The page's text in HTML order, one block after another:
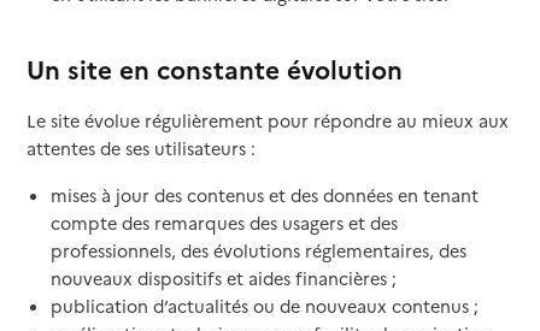
Un site en constante évolution
Le site évolue régulièrement pour répondre au mieux aux
attentes de ses utilisateurs :
mises à jour des contenus et des données en tenant
compte des remarques des usagers et des
professionnels, des évolutions réglementaires, des
nouveaux dispositifs et aides financières ;
publication d’actualités ou de nouveaux contenus ;